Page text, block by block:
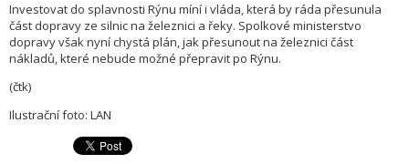
Investovat do splavnosti Rýnu míní i vláda, která by ráda přesunula
část dopravy ze silnic na železnici a řeky. Spolkové ministerstvo
dopravy však nyní chystá plán, jak přesunout na železnici část
nákladů, které nebude možné přepravit po Rýnu.
(čtk)
Ilustrační foto: LAN